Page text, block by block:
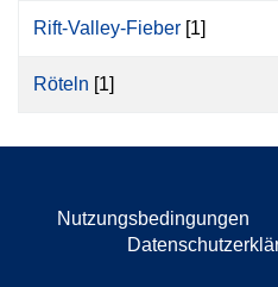
Rift-Valley-Fieber [1]
Röteln [1]
Nutzungsbedingungen